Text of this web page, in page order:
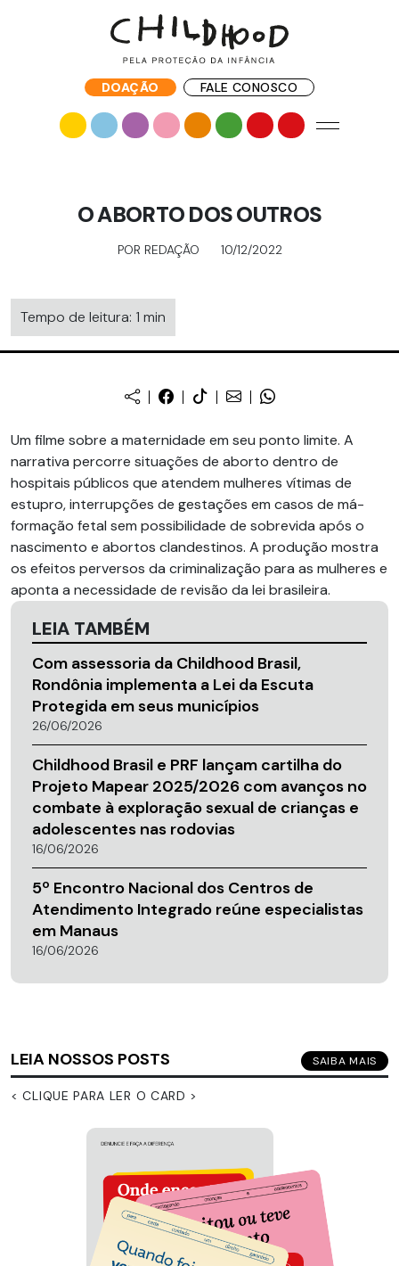
DOAÇÃO FALE CONOSCO
O ABORTO DOS OUTROS
POR REDAÇÃO 10/12/2022
Tempo de leitura: 1 min
Um filme sobre a maternidade em seu ponto limite. A
narrativa percorre situações de aborto dentro de
hospitais públicos que atendem mulheres vítimas de
estupro, interrupções de gestações em casos de má-
formação fetal sem possibilidade de sobrevida após o
nascimento e abortos clandestinos. A produção mostra
os efeitos perversos da criminalização para as mulheres e
aponta a necessidade de revisão da lei brasileira.
LEIA TAMBÉM
Com assessoria da Childhood Brasil,
Rondônia implementa a Lei da Escuta
Protegida em seus municípios
26/06/2026
Childhood Brasil e PRF lançam cartilha do
Projeto Mapear 2025/2026 com avanços no
combate à exploração sexual de crianças e
adolescentes nas rodovias
16/06/2026
5º Encontro Nacional dos Centros de
Atendimento Integrado reúne especialistas
em Manaus
16/06/2026
LEIA NOSSOS POSTS SAIBA MAIS
< CLIQUE PARA LER O CARD >